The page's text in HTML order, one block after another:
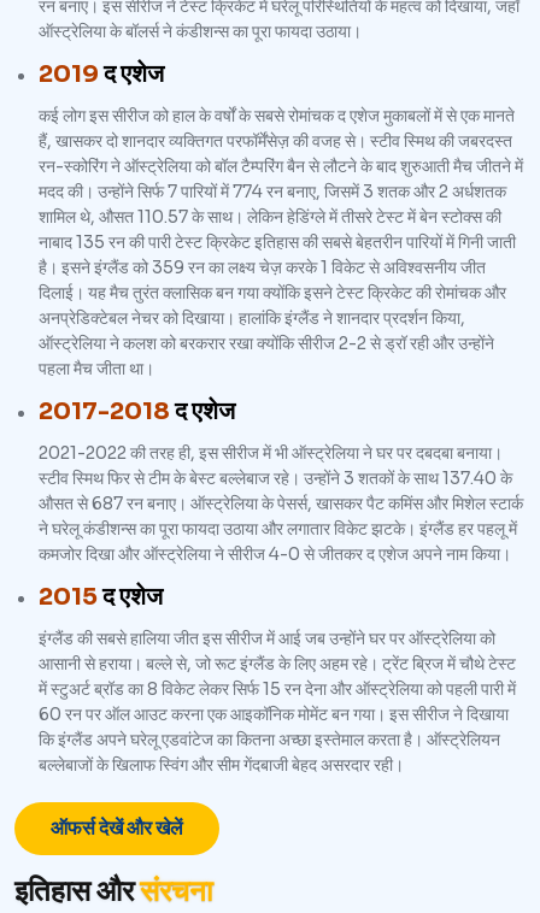
रन बनाए। इस सीरीज ने टेस्ट क्रिकेट में घरेलू परिस्थितियों के महत्व को दिखाया, जहाँ
ऑस्ट्रेलिया के बॉलर्स ने कंडीशन्स का पूरा फायदा उठाया।
2019द एशेज
कई लोग इस सीरीज को हाल के वर्षों के सबसे रोमांचक द एशेज मुकाबलों में से एक मानते
हैं, खासकर दो शानदार व्यक्तिगत परफॉर्मेंसेज़ की वजह से। स्टीव स्मिथ की जबरदस्त
रन-स्कोरिंग ने ऑस्ट्रेलिया को बॉल टैम्परिंग बैन से लौटने के बाद शुरुआती मैच जीतने में
मदद की। उन्होंने सिर्फ 7 पारियों में 774 रन बनाए, जिसमें 3 शतक और 2 अर्धशतक
शामिल थे, औसत 110.57 के साथ। लेकिन हेडिंग्ले में तीसरे टेस्ट में बेन स्टोक्स की
नाबाद 135 रन की पारी टेस्ट क्रिकेट इतिहास की सबसे बेहतरीन पारियों में गिनी जाती
है। इसने इंग्लैंड को 359 रन का लक्ष्य चेज़ करके 1 विकेट से अविश्वसनीय जीत
दिलाई। यह मैच तुरंत क्लासिक बन गया क्योंकि इसने टेस्ट क्रिकेट की रोमांचक और
अनप्रेडिक्टेबल नेचर को दिखाया। हालांकि इंग्लैंड ने शानदार प्रदर्शन किया,
ऑस्ट्रेलिया ने कलश को बरकरार रखा क्योंकि सीरीज 2-2 से ड्रॉ रही और उन्होंने
पहला मैच जीता था।
2017-2018द एशेज
2021-2022 की तरह ही, इस सीरीज में भी ऑस्ट्रेलिया ने घर पर दबदबा बनाया।
स्टीव स्मिथ फिर से टीम के बेस्ट बल्लेबाज रहे। उन्होंने 3 शतकों के साथ 137.40 के
औसत से 687 रन बनाए। ऑस्ट्रेलिया के पेसर्स, खासकर पैट कमिंस और मिशेल स्टार्क
ने घरेलू कंडीशन्स का पूरा फायदा उठाया और लगातार विकेट झटके। इंग्लैंड हर पहलू में
कमजोर दिखा और ऑस्ट्रेलिया ने सीरीज 4-0 से जीतकर द एशेज अपने नाम किया।
2015द एशेज
इंग्लैंड की सबसे हालिया जीत इस सीरीज में आई जब उन्होंने घर पर ऑस्ट्रेलिया को
आसानी से हराया। बल्ले से, जो रूट इंग्लैंड के लिए अहम रहे। ट्रेंट ब्रिज में चौथे टेस्ट
में स्टुअर्ट ब्रॉड का 8 विकेट लेकर सिर्फ 15 रन देना और ऑस्ट्रेलिया को पहली पारी में
60 रन पर ऑल आउट करना एक आइकॉनिक मोमेंट बन गया। इस सीरीज ने दिखाया
कि इंग्लैंड अपने घरेलू एडवांटेज का कितना अच्छा इस्तेमाल करता है। ऑस्ट्रेलियन
बल्लेबाजों के खिलाफ स्विंग और सीम गेंदबाजी बेहद असरदार रही।
ऑफर्स देखें और खेलें
इतिहास औरसंरचना